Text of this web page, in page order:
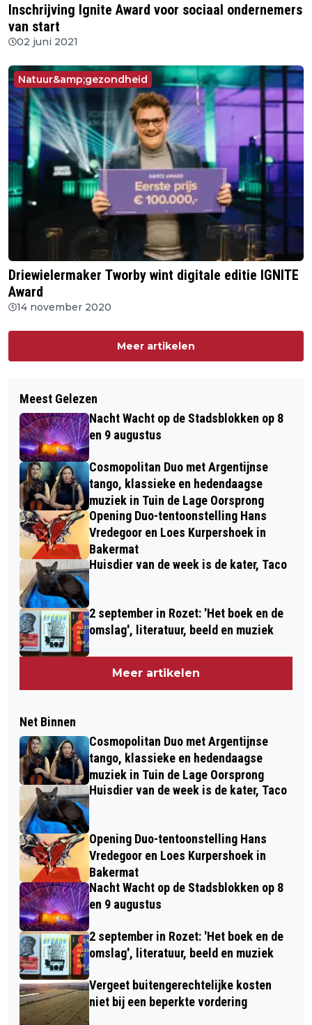
Inschrijving Ignite Award voor sociaal ondernemers
van start
02 juni 2021
Natuur&amp;gezondheid
Driewielermaker Tworby wint digitale editie IGNITE
Award
14 november 2020
Meer artikelen
Meest Gelezen
Nacht Wacht op de Stadsblokken op 8
en 9 augustus
Cosmopolitan Duo met Argentijnse
tango, klassieke en hedendaagse
muziek in Tuin de Lage Oorsprong
Opening Duo-tentoonstelling Hans
Vredegoor en Loes Kurpershoek in
Bakermat
Huisdier van de week is de kater, Taco
2 september in Rozet: 'Het boek en de
omslag', literatuur, beeld en muziek
Meer artikelen
Net Binnen
Cosmopolitan Duo met Argentijnse
tango, klassieke en hedendaagse
muziek in Tuin de Lage Oorsprong
Huisdier van de week is de kater, Taco
Opening Duo-tentoonstelling Hans
Vredegoor en Loes Kurpershoek in
Bakermat
Nacht Wacht op de Stadsblokken op 8
en 9 augustus
2 september in Rozet: 'Het boek en de
omslag', literatuur, beeld en muziek
Vergeet buitengerechtelijke kosten
niet bij een beperkte vordering